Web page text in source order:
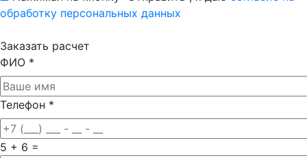
обработку персональных данных
Заказать расчет
ФИО *
Телефон *
5 + 6 =